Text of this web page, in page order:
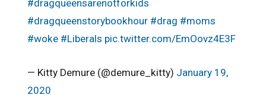
#dragqueensarenotforkids
#dragqueenstorybookhour #drag #moms
#woke #Liberals pic.twitter.com/EmOovz4E3F
— Kitty Demure (@demure_kitty) January 19,
2020